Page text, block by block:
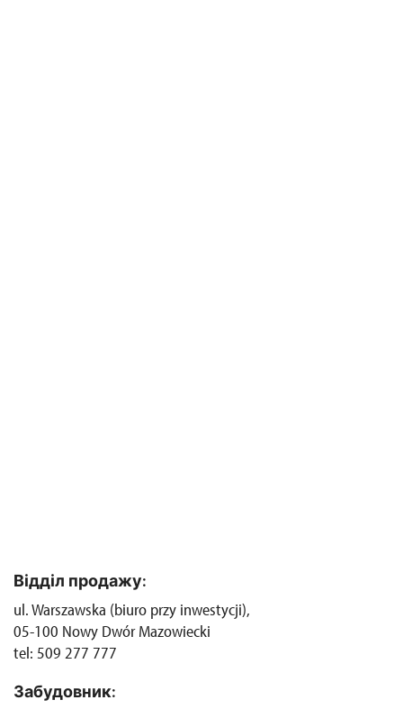
Відділ продажу:
ul. Warszawska (biuro przy inwestycji),
05-100 Nowy Dwór Mazowiecki
tel: 509 277 777
Забудовник: